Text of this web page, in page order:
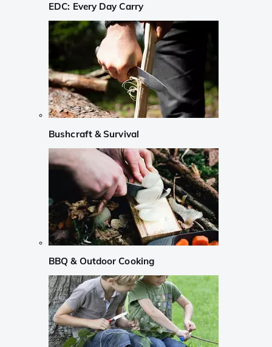
EDC: Every Day Carry
Bushcraft & Survival
BBQ & Outdoor Cooking